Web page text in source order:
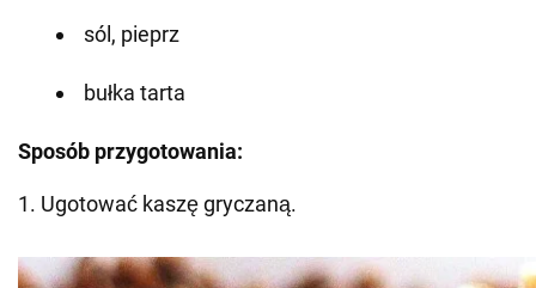
sól, pieprz
bułka tarta
Sposób przygotowania:
1. Ugotować kaszę gryczaną.